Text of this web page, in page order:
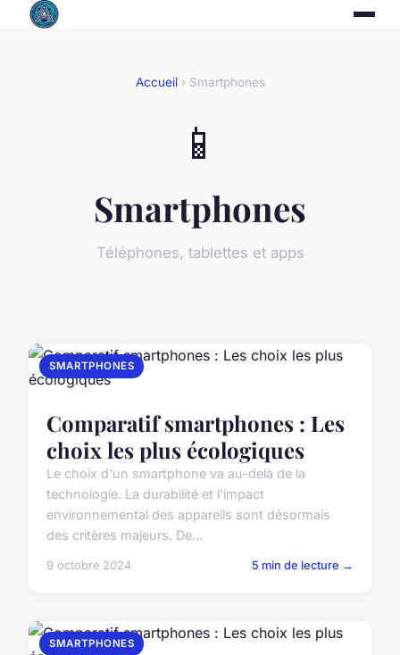
Accueil› Smartphones
📱
Smartphones
Téléphones, tablettes et apps
SMARTPHONES
Comparatif smartphones : Les
choix les plus écologiques
Le choix d'un smartphone va au-delà de la
technologie. La durabilité et l'impact
environnemental des appareils sont désormais
des critères majeurs. De...
9 octobre 2024 5 min de lecture →
SMARTPHONES